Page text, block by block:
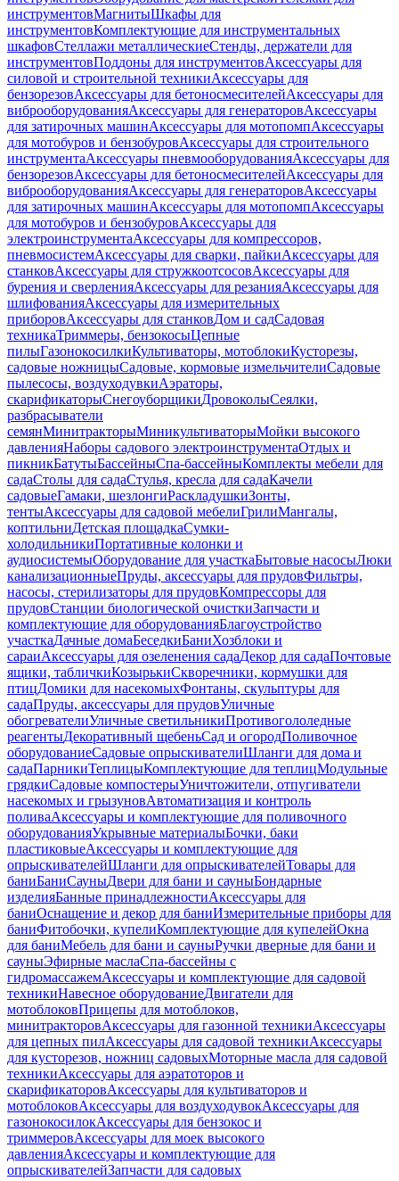
инструментовМагнитыШкафы для
инструментовКомплектующие для инструментальных
шкафовСтеллажи металлическиеСтенды, держатели для
инструментовПоддоны для инструментовАксессуары для
силовой и строительной техникиАксессуары для
бензорезовАксессуары для бетоносмесителейАксессуары для
виброоборудованияАксессуары для генераторовАксессуары
для затирочных машинАксессуары для мотопомпАксессуары
для мотобуров и бензобуровАксессуары для строительного
инструментаАксессуары пневмооборудованияАксессуары для
бензорезовАксессуары для бетоносмесителейАксессуары для
виброоборудованияАксессуары для генераторовАксессуары
для затирочных машинАксессуары для мотопомпАксессуары
для мотобуров и бензобуровАксессуары для
электроинструментаАксессуары для компрессоров,
пневмосистемАксессуары для сварки, пайкиАксессуары для
станковАксессуары для стружкоотсосовАксессуары для
бурения и сверленияАксессуары для резанияАксессуары для
шлифованияАксессуары для измерительных
приборовАксессуары для станковДом и садСадовая
техникаТриммеры, бензокосыЦепные
пилыГазонокосилкиКультиваторы, мотоблокиКусторезы,
садовые ножницыСадовые, кормовые измельчителиСадовые
пылесосы, воздуходувкиАэраторы,
скарификаторыСнегоуборщикиДровоколыСеялки,
разбрасыватели
семянМинитракторыМиникультиваторыМойки высокого
давленияНаборы садового электроинструментаОтдых и
пикникБатутыБассейныСпа-бассейныКомплекты мебели для
садаСтолы для садаСтулья, кресла для садаКачели
садовыеГамаки, шезлонгиРаскладушкиЗонты,
тентыАксессуары для садовой мебелиГрилиМангалы,
коптильниДетская площадкаСумки-
холодильникиПортативные колонки и
аудиосистемыОборудование для участкаБытовые насосыЛюки
канализационныеПруды, аксессуары для прудовФильтры,
насосы, стерилизаторы для прудовКомпрессоры для
прудовСтанции биологической очисткиЗапчасти и
комплектующие для оборудованияБлагоустройство
участкаДачные домаБеседкиБаниХозблоки и
сараиАксессуары для озеленения садаДекор для садаПочтовые
ящики, табличкиКозырькиСкворечники, кормушки для
птицДомики для насекомыхФонтаны, скульптуры для
садаПруды, аксессуары для прудовУличные
обогревателиУличные светильникиПротивогололедные
реагентыДекоративный щебеньСад и огородПоливочное
оборудованиеСадовые опрыскивателиШланги для дома и
садаПарникиТеплицыКомплектующие для теплицМодульные
грядкиСадовые компостерыУничтожители, отпугиватели
насекомых и грызуновАвтоматизация и контроль
поливаАксессуары и комплектующие для поливочного
оборудованияУкрывные материалыБочки, баки
пластиковыеАксессуары и комплектующие для
опрыскивателейШланги для опрыскивателейТовары для
баниБаниСауныДвери для бани и сауныБондарные
изделияБанные принадлежностиАксессуары для
баниОснащение и декор для баниИзмерительные приборы для
баниФитобочки, купелиКомплектующие для купелейОкна
для баниМебель для бани и сауныРучки дверные для бани и
сауныЭфирные маслаСпа-бассейны с
гидромассажемАксессуары и комплектующие для садовой
техникиНавесное оборудованиеДвигатели для
мотоблоковПрицепы для мотоблоков,
минитракторовАксессуары для газонной техникиАксессуары
для цепных пилАксессуары для садовой техникиАксессуары
для кусторезов, ножниц садовыхМоторные масла для садовой
техникиАксессуары для аэратоторов и
скарификаторовАксессуары для культиваторов и
мотоблоковАксессуары для воздуходувокАксессуары для
газонокосилокАксессуары для бензокос и
триммеровАксессуары для моек высокого
давленияАксессуары и комплектующие для
опрыскивателейЗапчасти для садовых